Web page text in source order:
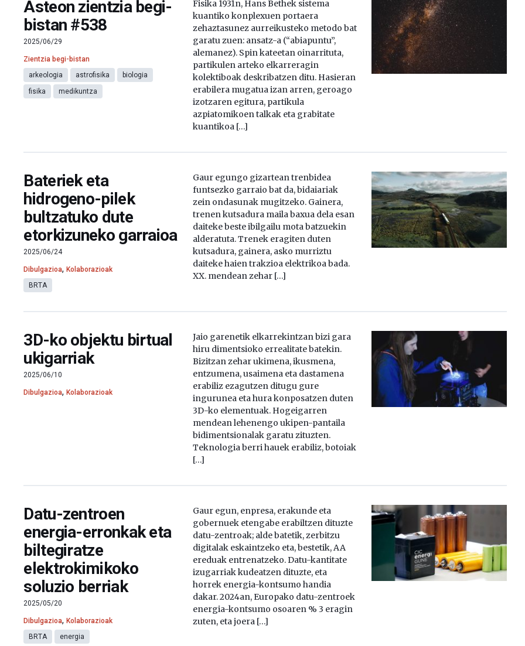
Asteon zientzia begi-
bistan #538
2025/06/29
Zientzia begi-bistan
arkeologia
astrofisika
biologia
fisika
medikuntza
Fisika 1931n, Hans Bethek sistema
kuantiko konplexuen portaera
zehaztasunez aurreikusteko metodo bat
garatu zuen: ansatz-a (“abiapuntu”,
alemanez). Spin kateetan oinarrituta,
partikulen arteko elkarreragin
kolektiboak deskribatzen ditu. Hasieran
erabilera mugatua izan arren, geroago
izotzaren egitura, partikula
azpiatomikoen talkak eta grabitate
kuantikoa […]
Bateriek eta
hidrogeno-pilek
bultzatuko dute
etorkizuneko garraioa
2025/06/24
Dibulgazioa,Kolaborazioak
BRTA
Gaur egungo gizartean trenbidea
funtsezko garraio bat da, bidaiariak
zein ondasunak mugitzeko. Gainera,
trenen kutsadura maila baxua dela esan
daiteke beste ibilgailu mota batzuekin
alderatuta. Trenek eragiten duten
kutsadura, gainera, asko murriztu
daiteke haien trakzioa elektrikoa bada.
XX. mendean zehar […]
3D-ko objektu birtual
ukigarriak
2025/06/10
Dibulgazioa,Kolaborazioak
Jaio garenetik elkarrekintzan bizi gara
hiru dimentsioko errealitate batekin.
Bizitzan zehar ukimena, ikusmena,
entzumena, usaimena eta dastamena
erabiliz ezagutzen ditugu gure
ingurunea eta hura konposatzen duten
3D-ko elementuak. Hogeigarren
mendean lehenengo ukipen-pantaila
bidimentsionalak garatu zituzten.
Teknologia berri hauek erabiliz, botoiak
[…]
Datu-zentroen
energia-erronkak eta
biltegiratze
elektrokimikoko
soluzio berriak
2025/05/20
Dibulgazioa,Kolaborazioak
BRTA
energia
Gaur egun, enpresa, erakunde eta
gobernuek etengabe erabiltzen dituzte
datu-zentroak; alde batetik, zerbitzu
digitalak eskaintzeko eta, bestetik, AA
ereduak entrenatzeko. Datu-kantitate
izugarriak kudeatzen dituzte, eta
horrek energia-kontsumo handia
dakar. 2024an, Europako datu-zentroek
energia-kontsumo osoaren % 3 eragin
zuten, eta joera […]